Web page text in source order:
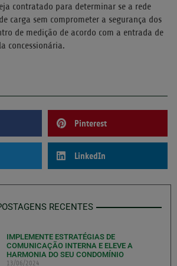
contratado para determinar se a rede
carga sem comprometer a segurança dos
de medição de acordo com a entrada de
concessionária.
Pinterest
LinkedIn
RECENTES
IMPLEMENTE ESTRATÉGIAS DE
COMUNICAÇÃO INTERNA E ELEVE A
HARMONIA DO SEU CONDOMÍNIO
13/06/2024